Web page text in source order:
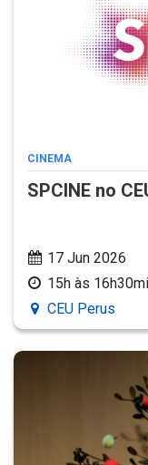
CINEMA
SPCINE no
17 Jun 2026
15h às
CEU Perus